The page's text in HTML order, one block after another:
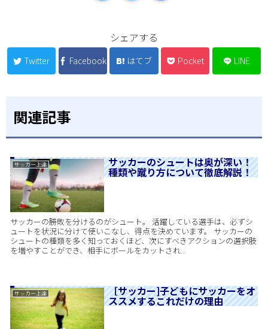
シェアする
Twitter Facebook はてブ Pocket LINE
関連記事
サッカー上達 サッカーのシュートは奥が深い！
種類や蹴り方について徹底解説！
サッカーの勝敗を分けるのがシュート。 活躍している選手は、必ずシ
ュートを状況に分けて使いこなし、得点を決めています。 サッカーの
シュートの種類を多く知っておくほど、次にすべきアクションの選択肢
を増やすことができ、相手にボールをカットされ...
サッカー上達 ［サッカー]子どもにサッカーをオ
ススメするこれだけの理由